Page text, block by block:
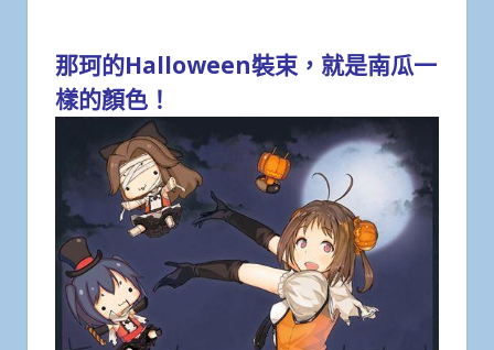
那珂的Halloween裝束，就是南瓜一
樣的顏色！